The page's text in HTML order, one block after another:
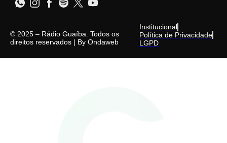
© 2025 – Rádio Guaíba. Todos os
direitos reservados | By Ondaweb
Institucional
Política de Privacidade
LGPD